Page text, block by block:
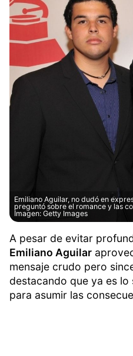
Emiliano Aguilar, no dudó en
preguntó sobre el romance y las
Imagen: Getty Images
A pesar de evitar
Emiliano Aguilar
mensaje crudo pero
destacando que ya es
para asumir las